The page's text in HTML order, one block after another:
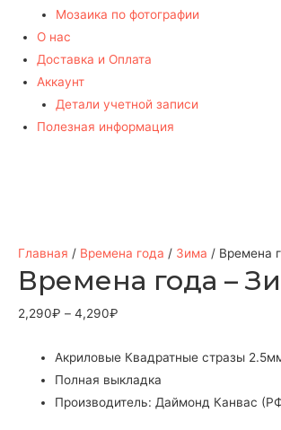
Мозаика по фотографии
О нас
Доставка и Оплата
Аккаунт
Детали учетной записи
Полезная информация
Главная / Времена года / Зима / Времена
Времена года –
2,290₽ – 4,290₽
Акриловые Квадратные стразы
Полная выкладка
Производитель: Даймонд Канвас